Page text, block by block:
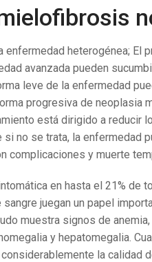
heterogénea; El
avanzada pueden
leve de la enfermedad
progresiva de neoplasia
está dirigido a reducir
no se trata, la enfermedad
complicaciones y muerte
en hasta el 21% de
juegan un papel
muestra signos de
y hepatomegalia.
la calidad